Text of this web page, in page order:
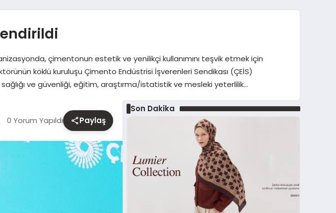
çimentonun estetik ve yenilikçi kullanımını teşvik etmek için
köklü kuruluşu Çimento Endüstrisi İşverenleri Sendikası (ÇEİS)
ve güvenliği, eğitim, araştırma/istatistik ve mesleki yeterlilik…
0 Yorum Yapıldı Paylaş
Son Dakika